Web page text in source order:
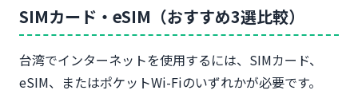
SIMカード・eSIM（おすすめ3選比較）
台湾でインターネットを使用するには、SIMカード、
eSIM、またはポケットWi-Fiのいずれかが必要です。